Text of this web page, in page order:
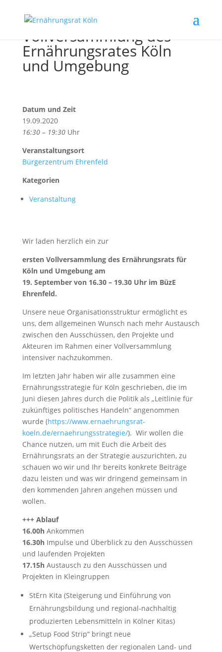
Vollversammlung des
Ernährungsrates Köln
und Umgebung
Datum und Zeit
19.09.2020
16:30 – 19:30Uhr
Veranstaltungsort
Bürgerzentrum Ehrenfeld
Kategorien
Veranstaltung
Wir laden herzlich ein zur
ersten Vollversammlung des Ernährungsrats für
Köln und Umgebung am
19. September von 16.30 – 19.30 Uhr im BüzE
Ehrenfeld.
Unsere neue Organisationsstruktur ermöglicht es
uns, dem allgemeinen Wunsch nach mehr Austausch
zwischen den Ausschüssen, den Projekte und
Akteuren im Rahmen einer Vollversammlung
intensiver nachzukommen.
Im letzten Jahr haben wir alle zusammen eine
Ernährungsstrategie für Köln geschrieben, die im
Juni diesen Jahres durch die Politik als „Leitlinie für
zukünftiges politisches Handeln“ angenommen
wurde (https://www.ernaehrungsrat-
koeln.de/ernaehrungsstrategie/). Wir wollen die
Chance nutzen, um mit Euch die Arbeit des
Ernährungsrats an der Strategie auszurichten, zu
schauen wo wir und Ihr bereits konkrete Beiträge
dazu leisten und was wir dringend gemeinsam in
den kommenden Jahren angehen müssen und
wollen.
+++ Ablauf
16.00hAnkommen
16.30hImpulse und Überblick zu den Ausschüssen
und laufenden Projekten
17.15hAustausch zu den Ausschüssen und
Projekten in Kleingruppen
StErn Kita (Steigerung und Einführung von
Ernährungsbildung und regional-nachhaltig
produzierten Lebensmitteln in Kölner Kitas)
„Setup Food Strip“ bringt neue
Wertschöpfungsketten der regionalen Land- und